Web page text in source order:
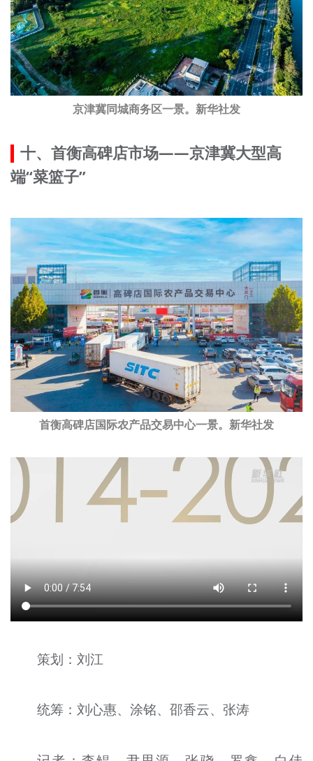
京津冀同城商务区一景。新华社发
十、首衡高碑店市场——京津冀大型高
端“菜篮子”
首衡高碑店国际农产品交易中心一景。新华社发
策划：刘江
统筹：刘心惠、涂铭、邵香云、张涛